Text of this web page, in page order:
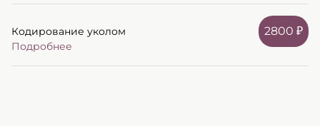
Кодирование уколом
Подробнее
2800 ₽